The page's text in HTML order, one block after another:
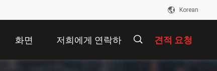
Korean
화면 저희에게 연락하 견적 요청